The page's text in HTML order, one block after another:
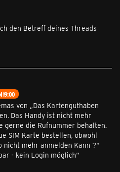
den Betreff deines Threads
19:00
von „Das Kartenguthaben
Das Handy ist nicht mehr
gerne die Rufnummer behalten.
SIM Karte bestellen, obwohl
nicht mehr anmelden Kann ?“
- kein Login möglich“